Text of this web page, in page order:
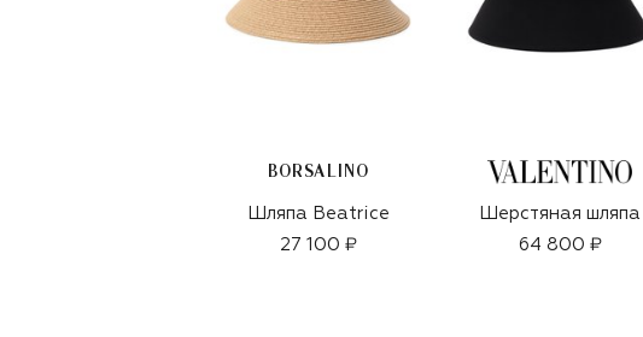
BORSALINO
Шляпа Beatrice
27 100 ₽
Шерстяная шляпа
64 800 ₽